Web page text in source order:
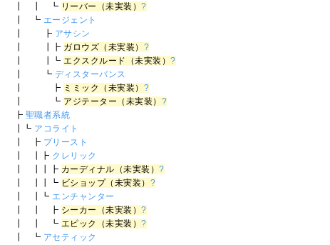
┃ ┃ ┗ リーバー（未実装）?
┃ ┗ エージェント
┃ ┣ アサシン
┃ ┃┣ ガロウズ（未実装） ?
┃ ┃┗エクスクルード（未実装）?
┃ ┗ ディスターバンス
┃ ┣ ミミック（未実装） ?
┃ ┗ アジテーター（未実装） ?
┣ 聖職者系統
┃┗ アコライト
┃ ┣ プリースト
┃ ┃┣ クレリック
┃ ┃┃┣ カーディナル（未実装）?
┃ ┃┃┗ ビショップ（未実装） ?
┃ ┃┗ エンチャンター
┃ ┃ ┣ シーカー（未実装）?
┃ ┃ ┗ エピック（未実装）?
┃ ┗ アセティック